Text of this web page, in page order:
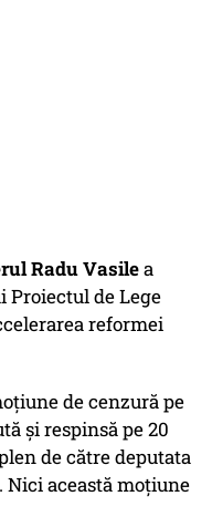
Radu Vasilea
de Lege
reformei
de cenzură pe
și respinsă pe 20
de către deputata
Nici această moțiune